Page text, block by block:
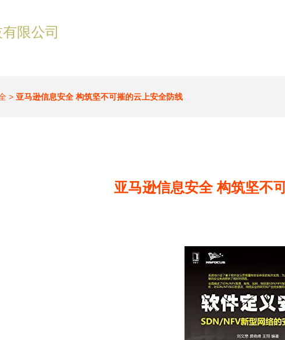
限公司
> 亚马逊信息安全 构筑坚不可摧的云上安全防线
亚马逊信息安全 构筑坚不